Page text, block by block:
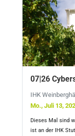
IHK
Mo., Juli 13,
Dieses Mal sind
ist an der IHK